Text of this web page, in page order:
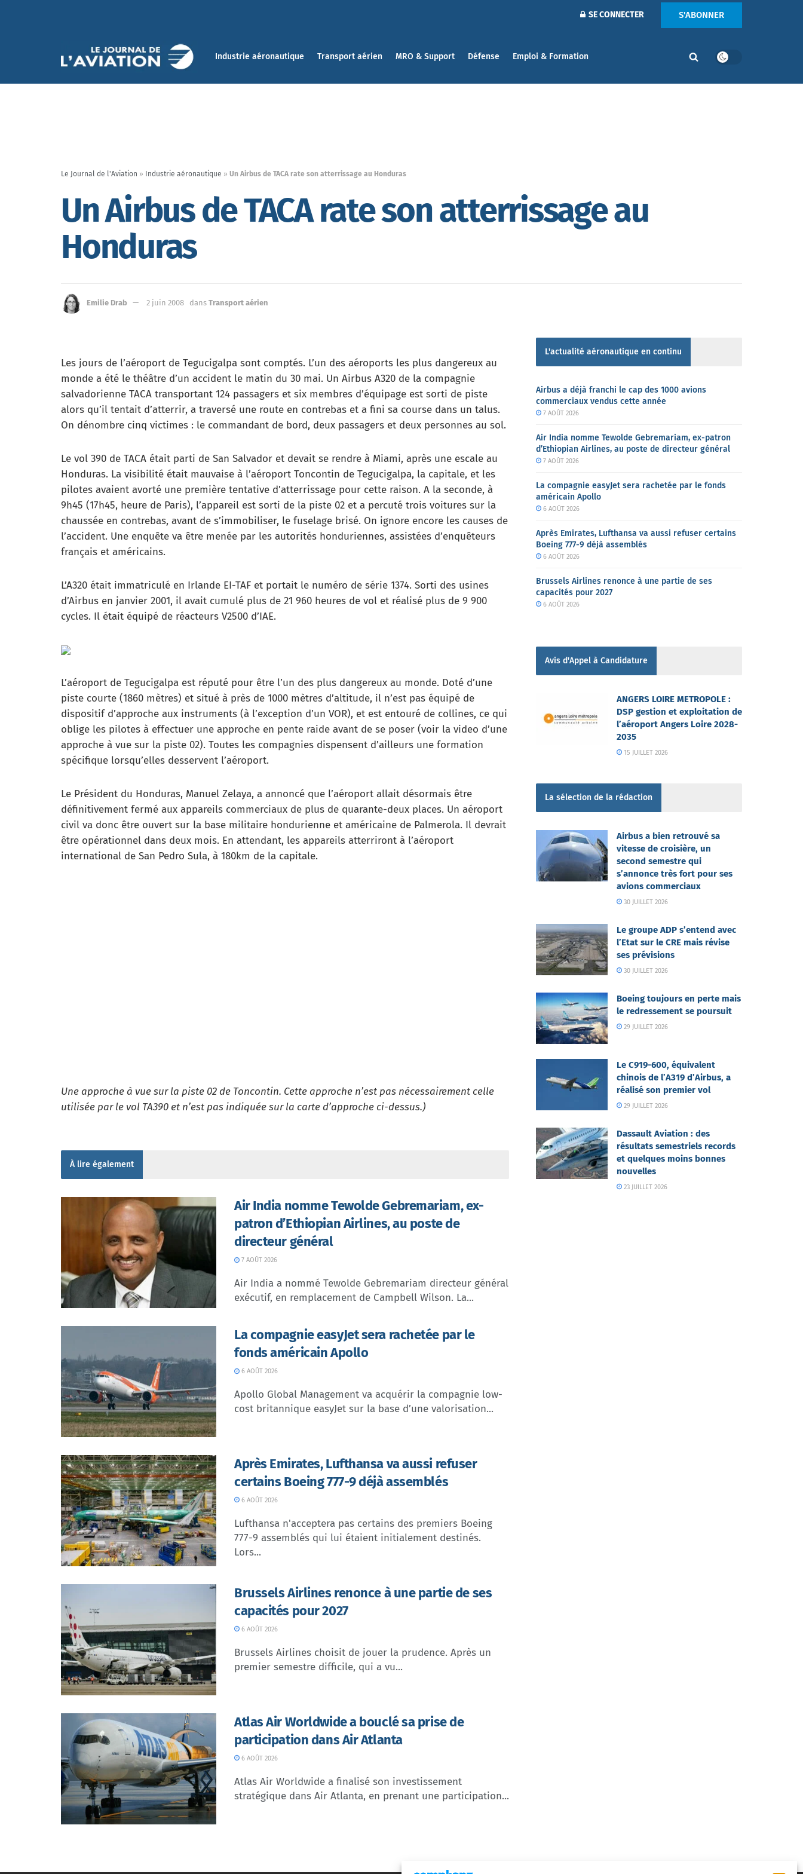
SE CONNECTER S'ABONNER
Industrie aéronautique Transport aérien MRO & Support Défense Emploi & Formation
Le Journal de l'Aviation » Industrie aéronautique » Un Airbus de TACA rate son atterrissage au Honduras
Un Airbus de TACA rate son atterrissage au
Honduras
Emilie Drab 2 juin 2008 dans Transport aérien
Les jours de l’aéroport de Tegucigalpa sont comptés. L’un des aéroports les plus dangereux au
monde a été le théâtre d’un accident le matin du 30 mai. Un Airbus A320 de la compagnie
salvadorienne TACA transportant 124 passagers et six membres d’équipage est sorti de piste
alors qu’il tentait d’atterrir, a traversé une route en contrebas et a fini sa course dans un talus.
On dénombre cinq victimes : le commandant de bord, deux passagers et deux personnes au sol.
Le vol 390 de TACA était parti de San Salvador et devait se rendre à Miami, après une escale au
Honduras. La visibilité était mauvaise à l’aéroport Toncontin de Tegucigalpa, la capitale, et les
pilotes avaient avorté une première tentative d’atterrissage pour cette raison. A la seconde, à
9h45 (17h45, heure de Paris), l’appareil est sorti de la piste 02 et a percuté trois voitures sur la
chaussée en contrebas, avant de s’immobiliser, le fuselage brisé. On ignore encore les causes de
l’accident. Une enquête va être menée par les autorités honduriennes, assistées d’enquêteurs
français et américains.
L’A320 était immatriculé en Irlande EI-TAF et portait le numéro de série 1374. Sorti des usines
d’Airbus en janvier 2001, il avait cumulé plus de 21 960 heures de vol et réalisé plus de 9 900
cycles. Il était équipé de réacteurs V2500 d’IAE.
L’aéroport de Tegucigalpa est réputé pour être l’un des plus dangereux au monde. Doté d’une
piste courte (1860 mètres) et situé à près de 1000 mètres d’altitude, il n’est pas équipé de
dispositif d’approche aux instruments (à l’exception d’un VOR), et est entouré de collines, ce qui
oblige les pilotes à effectuer une approche en pente raide avant de se poser (voir la video d’une
approche à vue sur la piste 02). Toutes les compagnies dispensent d’ailleurs une formation
spécifique lorsqu’elles desservent l’aéroport.
Le Président du Honduras, Manuel Zelaya, a annoncé que l’aéroport allait désormais être
définitivement fermé aux appareils commerciaux de plus de quarante-deux places. Un aéroport
civil va donc être ouvert sur la base militaire hondurienne et américaine de Palmerola. Il devrait
être opérationnel dans deux mois. En attendant, les appareils atterriront à l’aéroport
international de San Pedro Sula, à 180km de la capitale.
Une approche à vue sur la piste 02 de Toncontin. Cette approche n’est pas nécessairement celle
utilisée par le vol TA390 et n’est pas indiquée sur la carte d’approche ci-dessus.)
À lire également
Air India nomme Tewolde Gebremariam, ex-
patron d’Ethiopian Airlines, au poste de
directeur général
7 AOÛT 2026
Air India a nommé Tewolde Gebremariam directeur général
exécutif, en remplacement de Campbell Wilson. La...
La compagnie easyJet sera rachetée par le
fonds américain Apollo
6 AOÛT 2026
Apollo Global Management va acquérir la compagnie low-
cost britannique easyJet sur la base d’une valorisation...
Après Emirates, Lufthansa va aussi refuser
certains Boeing 777-9 déjà assemblés
6 AOÛT 2026
Lufthansa n'acceptera pas certains des premiers Boeing
777-9 assemblés qui lui étaient initialement destinés.
Lors...
Brussels Airlines renonce à une partie de ses
capacités pour 2027
6 AOÛT 2026
Brussels Airlines choisit de jouer la prudence. Après un
premier semestre difficile, qui a vu...
Atlas Air Worldwide a bouclé sa prise de
participation dans Air Atlanta
6 AOÛT 2026
Atlas Air Worldwide a finalisé son investissement
stratégique dans Air Atlanta, en prenant une participation...
L'actualité aéronautique en continu
Airbus a déjà franchi le cap des 1000 avions
commerciaux vendus cette année
7 AOÛT 2026
Air India nomme Tewolde Gebremariam, ex-patron
d’Ethiopian Airlines, au poste de directeur général
7 AOÛT 2026
La compagnie easyJet sera rachetée par le fonds
américain Apollo
6 AOÛT 2026
Après Emirates, Lufthansa va aussi refuser certains
Boeing 777-9 déjà assemblés
6 AOÛT 2026
Brussels Airlines renonce à une partie de ses
capacités pour 2027
6 AOÛT 2026
Avis d'Appel à Candidature
ANGERS LOIRE METROPOLE :
DSP gestion et exploitation de
l’aéroport Angers Loire 2028-
2035
15 JUILLET 2026
La sélection de la rédaction
Airbus a bien retrouvé sa
vitesse de croisière, un
second semestre qui
s’annonce très fort pour ses
avions commerciaux
30 JUILLET 2026
Le groupe ADP s’entend avec
l’Etat sur le CRE mais révise
ses prévisions
30 JUILLET 2026
Boeing toujours en perte mais
le redressement se poursuit
29 JUILLET 2026
Le C919-600, équivalent
chinois de l’A319 d’Airbus, a
réalisé son premier vol
29 JUILLET 2026
Dassault Aviation : des
résultats semestriels records
et quelques moins bonnes
nouvelles
23 JUILLET 2026